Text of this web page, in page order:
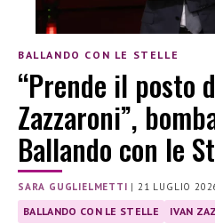
BALLANDO CON LE STELLE
“Prende il posto
Zazzaroni”,
Ballando con le
SARA GUGLIELMETTI |21 LUGLIO
BALLANDO CON LE STELLE IVAN